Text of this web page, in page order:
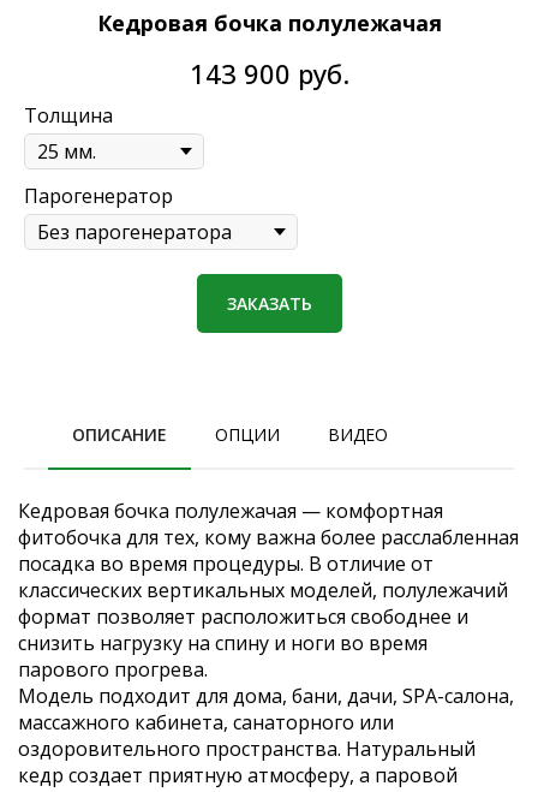
Кедровая бочка полулежачая
143 900 руб.
Толщина
Парогенератор
ЗАКАЗАТЬ
ОПИСАНИЕ ОПЦИИ ВИДЕО
Кедровая бочка полулежачая — комфортная
фитобочка для тех, кому важна более расслабленная
посадка во время процедуры. В отличие от
классических вертикальных моделей, полулежачий
формат позволяет расположиться свободнее и
снизить нагрузку на спину и ноги во время
парового прогрева.
Модель подходит для дома, бани, дачи, SPA-салона,
массажного кабинета, санаторного или
оздоровительного пространства. Натуральный
кедр создает приятную атмосферу, а паровой